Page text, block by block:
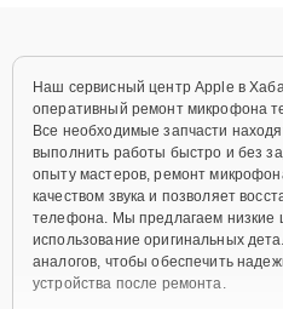
Наш сервисный центр Apple в
оперативный ремонт микрофона
Все необходимые запчасти
выполнить работы быстро и без
опыту мастеров, ремонт
качеством звука и позволяет
телефона. Мы предлагаем низкие
использование оригинальных
аналогов, чтобы обеспечить
устройства после ремонта.